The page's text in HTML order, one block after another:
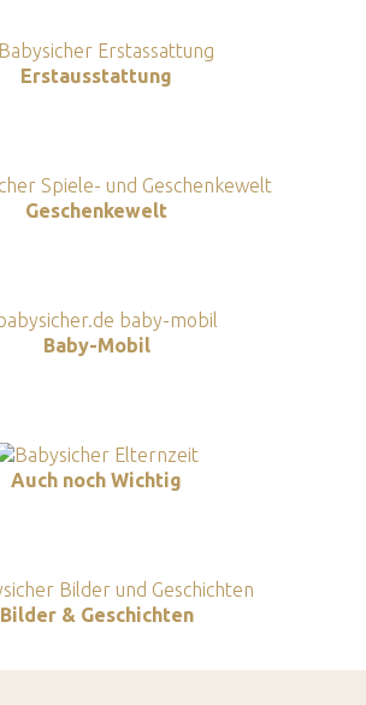
Erstausstattung
Geschenkewelt
Baby-Mobil
Auch noch Wichtig
Bilder & Geschichten